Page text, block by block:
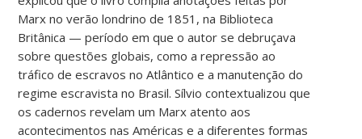
Marx no verão londrino de 1851, na Biblioteca
Britânica — período em que o autor se debruçava
sobre questões globais, como a repressão ao
tráfico de escravos no Atlântico e a manutenção do
regime escravista no Brasil. Sílvio contextualizou que
os cadernos revelam um Marx atento aos
acontecimentos nas Américas e a diferentes formas